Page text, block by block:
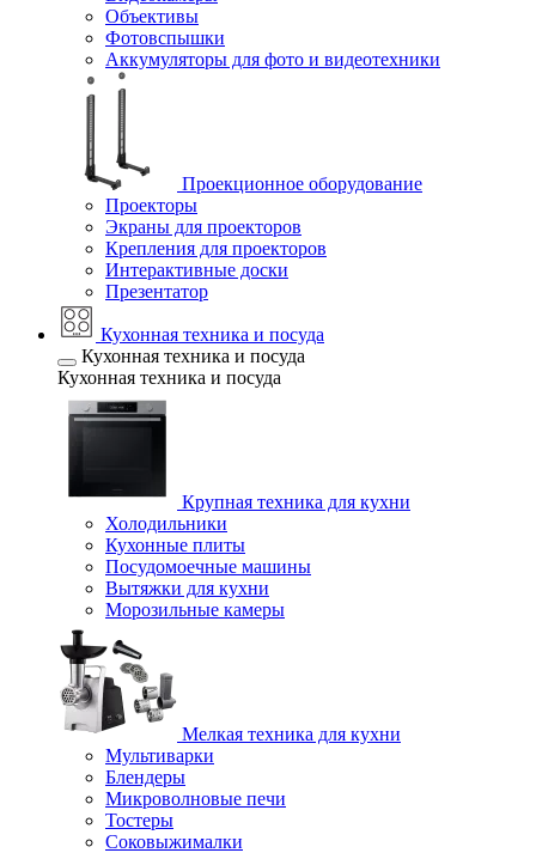
Объективы
Фотовспышки
Аккумуляторы для фото и видеотехники
Проекционное оборудование
Проекторы
Экраны для проекторов
Крепления для проекторов
Интерактивные доски
Презентатор
Кухонная техника и посуда
Кухонная техника и посуда
Кухонная техника и посуда
Крупная техника для кухни
Холодильники
Кухонные плиты
Посудомоечные машины
Вытяжки для кухни
Морозильные камеры
Мелкая техника для кухни
Мультиварки
Блендеры
Микроволновые печи
Тостеры
Соковыжималки